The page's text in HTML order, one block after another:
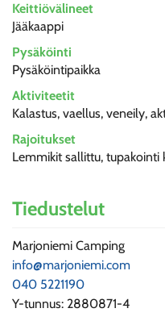
Keittiövälineet
Jääkaappi
Pysäköinti
Pysäköintipaikka
Aktiviteetit
Kalastus, vaellus, veneily,
Rajoitukset
Lemmikit sallittu, tupakointi
Tiedustelut
Marjoniemi Camping
info@marjoniemi.com
040 5221190
Y-tunnus: 2880871-4